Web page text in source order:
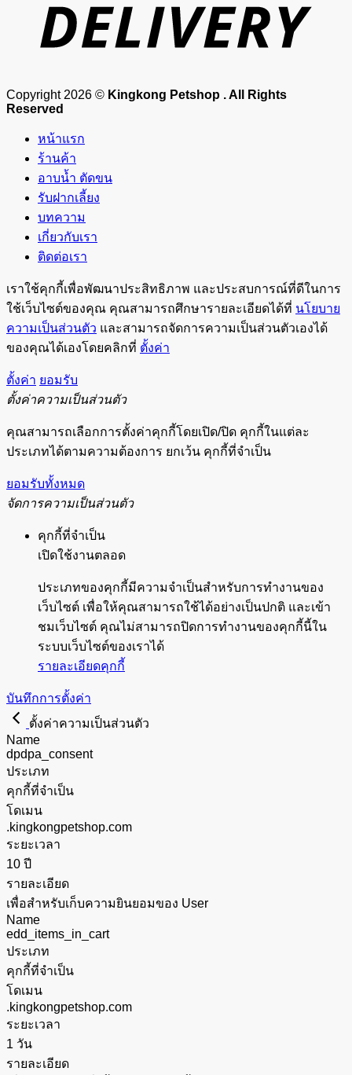
Copyright 2026 © Kingkong Petshop . All Rights
Reserved
หน้าแรก
ร้านค้า
อาบน้ำ ตัดขน
รับฝากเลี้ยง
บทความ
เกี่ยวกับเรา
ติดต่อเรา
เราใช้คุกกี้เพื่อพัฒนาประสิทธิภาพ และประสบการณ์ที่ดีในการ
ใช้เว็บไซต์ของคุณ คุณสามารถศึกษารายละเอียดได้ที่ นโยบาย
ความเป็นส่วนตัว และสามารถจัดการความเป็นส่วนตัวเองได้
ของคุณได้เองโดยคลิกที่ ตั้งค่า
ตั้งค่า ยอมรับ
ตั้งค่าความเป็นส่วนตัว
คุณสามารถเลือกการตั้งค่าคุกกี้โดยเปิด/ปิด คุกกี้ในแต่ละ
ประเภทได้ตามความต้องการ ยกเว้น คุกกี้ที่จำเป็น
ยอมรับทั้งหมด
จัดการความเป็นส่วนตัว
คุกกี้ที่จำเป็น
เปิดใช้งานตลอด
ประเภทของคุกกี้มีความจำเป็นสำหรับการทำงานของ
เว็บไซต์ เพื่อให้คุณสามารถใช้ได้อย่างเป็นปกติ และเข้า
ชมเว็บไซต์ คุณไม่สามารถปิดการทำงานของคุกกี้นี้ใน
ระบบเว็บไซต์ของเราได้
รายละเอียดคุกกี้
บันทึกการตั้งค่า
ตั้งค่าความเป็นส่วนตัว
Name
dpdpa_consent
ประเภท
คุกกี้ที่จำเป็น
โดเมน
.kingkongpetshop.com
ระยะเวลา
10 ปี
รายละเอียด
เพื่อสำหรับเก็บความยินยอมของ User
Name
edd_items_in_cart
ประเภท
คุกกี้ที่จำเป็น
โดเมน
.kingkongpetshop.com
ระยะเวลา
1 วัน
รายละเอียด